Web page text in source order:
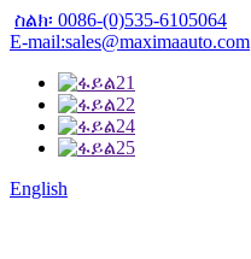
ስልክ፡ 0086-(0)535-6105064
E-mail:sales@maximaauto.com
English